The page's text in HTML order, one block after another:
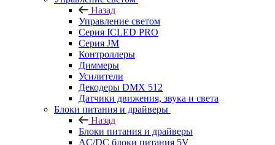
Назад
Управление светом
Серия ICLED PRO
Серия JM
Контроллеры
Диммеры
Усилители
Декодеры DMX 512
Датчики движения, звука и света
Блоки питания и драйверы
Назад
Блоки питания и драйверы
AC/DC блоки питания 5V